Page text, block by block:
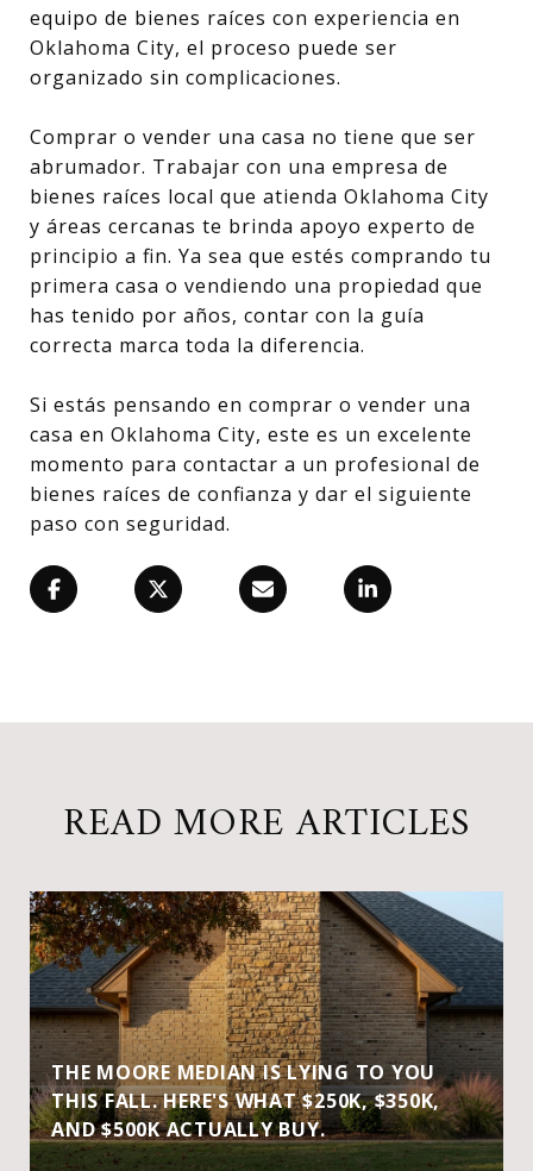
equipo de bienes raíces con experiencia en
Oklahoma City, el proceso puede ser
organizado sin complicaciones.
Comprar o vender una casa no tiene que ser
abrumador. Trabajar con una empresa de
bienes raíces local que atienda Oklahoma City
y áreas cercanas te brinda apoyo experto de
principio a fin. Ya sea que estés comprando tu
primera casa o vendiendo una propiedad que
has tenido por años, contar con la guía
correcta marca toda la diferencia.
Si estás pensando en comprar o vender una
casa en Oklahoma City, este es un excelente
momento para contactar a un profesional de
bienes raíces de confianza y dar el siguiente
paso con seguridad.
READ MORE ARTICLES
THE MOORE MEDIAN IS LYING TO YOU
THIS FALL. HERE'S WHAT $250K, $350K,
AND $500K ACTUALLY BUY.